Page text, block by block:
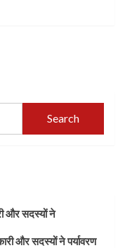
Search
और सदस्यों ने
और सदस्यों ने पर्यावरण